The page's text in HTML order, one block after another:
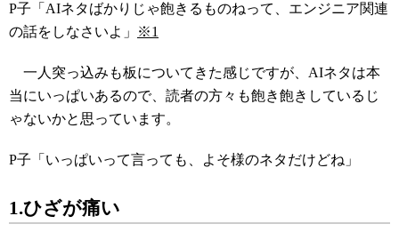
P子「AIネタばかりじゃ飽きるものねって、エンジニア関連
の話をしなさいよ」
※1
一人突っ込みも板についてきた感じですが、AIネタは本
当にいっぱいあるので、読者の方々も飽き飽きしているじ
ゃないかと思っています。
P子「いっぱいって言っても、よそ様のネタだけどね」
1.ひざが痛い